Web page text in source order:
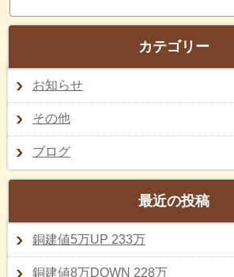
カテゴリー
お知らせ
その他
ブログ
最近の投稿
銅建値5万UP 233万
銅建値8万DOWN 228万